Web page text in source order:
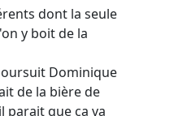
dont la seule
y boit de la
Dominique
de la bière de
parait que ca va